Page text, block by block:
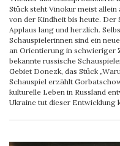
Stück steht Vinokur meist
von der Kindheit bis heute.
Applaus lang und herzlich.
Schauspielerinnen sind ein
an Orientierung in schwieriger
bekannte russische
Gebiet Donezk, das Stück
Schauspiel erzählt
kulturelle Leben in Russland
Ukraine tut dieser Entwicklung